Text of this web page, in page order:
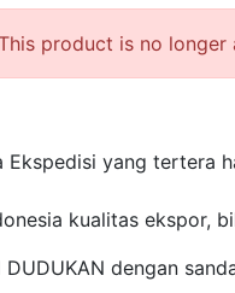
product is no longer
Ekspedisi yang tertera
kualitas ekspor,
DUDUKAN dengan